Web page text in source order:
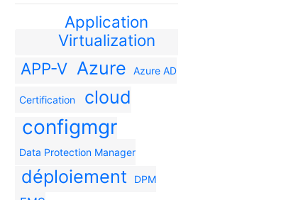
Application
Virtualization
APP-V Azure Azure AD
Certification cloud
configmgr
Data Protection Manager
déploiement DPM